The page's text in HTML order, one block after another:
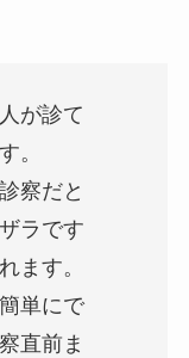
が診て
。
察だと
ラです
ます。
単にで
直前ま